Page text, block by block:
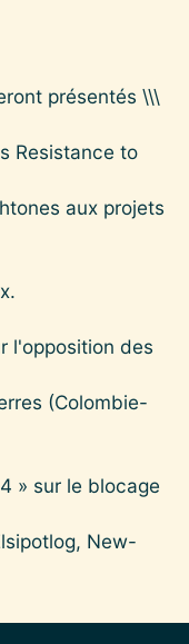
présentés \\\
Resistance to
aux projets
l'opposition des
(Colombie-
» sur le blocage
New-